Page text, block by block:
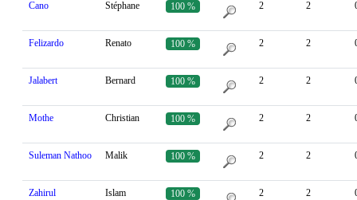
Cano Stéphane 100 % 2 2
Felizardo Renato 100 % 2 2
Jalabert Bernard 100 % 2 2
Mothe Christian 100 % 2 2
Suleman Nathoo Malik 100 % 2 2
Zahirul Islam 100 % 2 2